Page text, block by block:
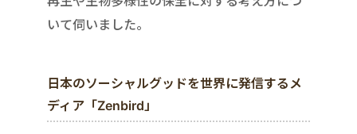
いて伺いました。
日本のソーシャルグッドを世界に発信するメ
ディア「Zenbird」